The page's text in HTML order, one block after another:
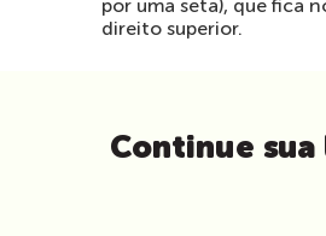
por uma seta), que fica
direito superior.
Continue